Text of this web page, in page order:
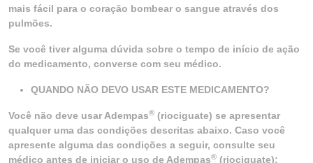
mais fácil para o coração bombear o sangue através dos
pulmões.
Se você tiver alguma dúvida sobre o tempo de início de ação
do medicamento, converse com seu médico.
QUANDO NÃO DEVO USAR ESTE MEDICAMENTO?
Você não deve usar Adempas® (riociguate) se apresentar
qualquer uma das condições descritas abaixo. Caso você
apresente alguma das condições a seguir, consulte seu
médico antes de iniciar o uso de Adempas® (riociguate):